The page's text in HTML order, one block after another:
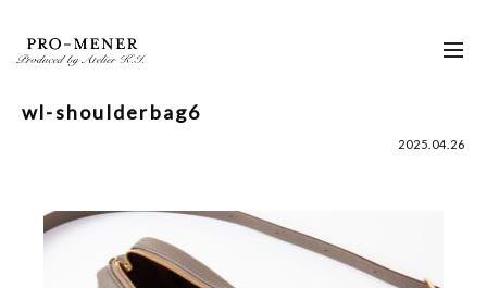
content
wl-shoulderbag6
2025.04.26